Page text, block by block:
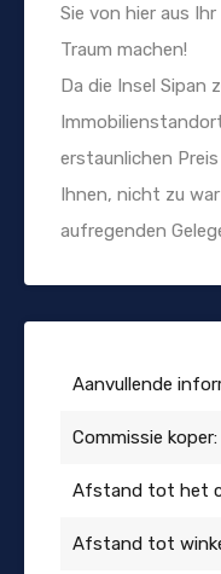
Sie von hier aus
Traum machen!
Da die Insel Sipan
erstaunlichen
Ihnen, nicht zu
aufregenden
Aanvullende
Commissie koper:
Afstand tot het
Afstand tot